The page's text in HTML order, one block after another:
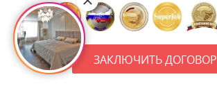
ЗАКЛЮЧИТЬ ДОГОВОР